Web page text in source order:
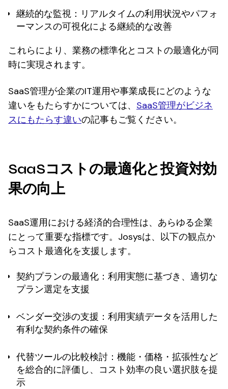
継続的な監視 ：リアルタイムの利用状況やパフォ
ーマンスの可視化による継続的な改善
これらにより、業務の標準化とコストの最適化が同
時に実現されます。
SaaS管理が企業のIT運用や事業成長にどのような
違いをもたらすかについては、 SaaS管理がビジネ
スにもたらす違いの記事もご覧ください。
SaaSコストの最適化と投資対効
果の向上
SaaS運用における経済的合理性は、あらゆる企業
にとって重要な指標です。Josysは、以下の観点か
らコスト最適化を支援します。
契約プランの最適化 ：利用実態に基づき、適切な
プラン選定を支援
ベンダー交渉の支援 ：利用実績データを活用した
有利な契約条件の確保
代替ツールの比較検討 ：機能・価格・拡張性など
を総合的に評価し、コスト効率の良い選択肢を提
示